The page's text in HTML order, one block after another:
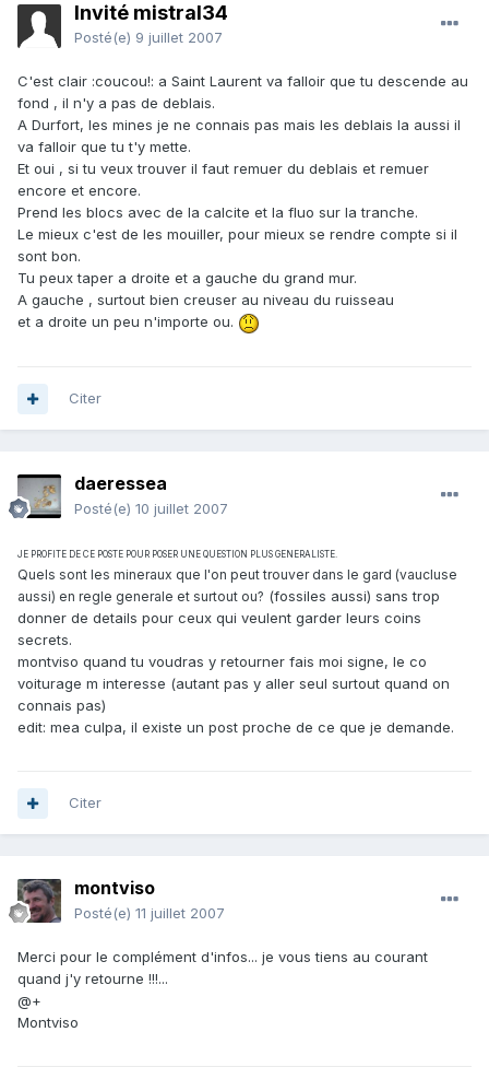
Invité mistral34
Posté(e) 9 juillet 2007
C'est clair :coucou!: a Saint Laurent va falloir que tu descende au
fond , il n'y a pas de deblais.
A Durfort, les mines je ne connais pas mais les deblais la aussi il
va falloir que tu t'y mette.
Et oui , si tu veux trouver il faut remuer du deblais et remuer
encore et encore.
Prend les blocs avec de la calcite et la fluo sur la tranche.
Le mieux c'est de les mouiller, pour mieux se rendre compte si il
sont bon.
Tu peux taper a droite et a gauche du grand mur.
A gauche , surtout bien creuser au niveau du ruisseau
et a droite un peu n'importe ou.
Citer
daeressea
Posté(e) 10 juillet 2007
JE PROFITE DE CE POSTE POUR POSER UNE QUESTION PLUS GENERALISTE.
Quels sont les mineraux que l'on peut trouver dans le gard (vaucluse
aussi) en regle generale et surtout ou? (fossiles aussi) sans trop
donner de details pour ceux qui veulent garder leurs coins
secrets.
montviso quand tu voudras y retourner fais moi signe, le co
voiturage m interesse (autant pas y aller seul surtout quand on
connais pas)
edit: mea culpa, il existe un post proche de ce que je demande.
Citer
montviso
Posté(e) 11 juillet 2007
Merci pour le complément d'infos... je vous tiens au courant
quand j'y retourne !!!...
@+
Montviso